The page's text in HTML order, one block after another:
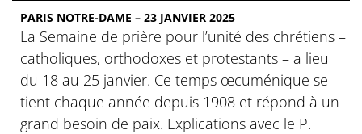
PARIS NOTRE-DAME – 23 JANVIER 2025
La Semaine de prière pour l’unité des chrétiens –
catholiques, orthodoxes et protestants – a lieu
du 18 au 25 janvier. Ce temps œcuménique se
tient chaque année depuis 1908 et répond à un
grand besoin de paix. Explications avec le P.